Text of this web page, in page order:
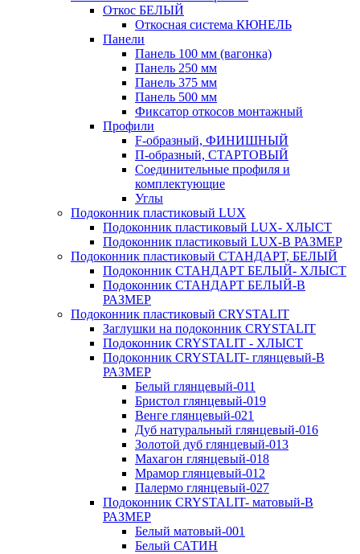
Откос БЕЛЫЙ
Откосная система КЮНЕЛЬ
Панели
Панель 100 мм (вагонка)
Панель 250 мм
Панель 375 мм
Панель 500 мм
Фиксатор откосов монтажный
Профили
F-образный, ФИНИШНЫЙ
П-образный, СТАРТОВЫЙ
Соединительные профиля и
комплектующие
Углы
Подоконник пластиковый LUX
Подоконник пластиковый LUX- ХЛЫСТ
Подоконник пластиковый LUX-В РАЗМЕР
Подоконник пластиковый СТАНДАРТ, БЕЛЫЙ
Подоконник СТАНДАРТ БЕЛЫЙ- ХЛЫСТ
Подоконник СТАНДАРТ БЕЛЫЙ-В
РАЗМЕР
Подоконник пластиковый CRYSTALIT
Заглушки на подоконник CRYSTALIT
Подоконник CRYSTALIT - ХЛЫСТ
Подоконник CRYSTALIT- глянцевый-В
РАЗМЕР
Белый глянцевый-011
Бристол глянцевый-019
Венге глянцевый-021
Дуб натуральный глянцевый-016
Золотой дуб глянцевый-013
Махагон глянцевый-018
Мрамор глянцевый-012
Палермо глянцевый-027
Подоконник CRYSTALIT- матовый-В
РАЗМЕР
Белый матовый-001
Белый САТИН